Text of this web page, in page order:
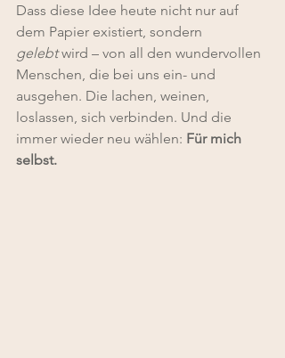
Dass diese Idee heute nicht nur auf
dem Papier existiert, sondern
gelebt wird – von all den wundervollen
Menschen, die bei uns ein- und
ausgehen. Die lachen, weinen,
loslassen, sich verbinden. Und die
immer wieder neu wählen: Für mich
selbst.